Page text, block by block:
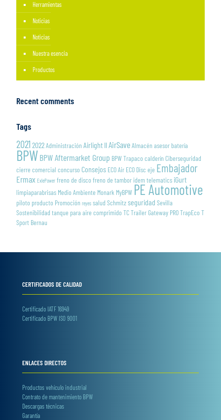
Herramientas
Noticias
Noticias
Nuestra esencia
Productos
Recent comments
Tags
2021 2022Administración Airlight IIAirSaveAlmacén asesor batería
BPWBPW Aftermarket Group BPW Trapaco calderín Ciberseguridad
cierre comercial concurso Consejos ECO Air ECO Disc eje Embajador
Ermax ExlePower freno de disco freno de tambor idem telematics iGurt
limpiaparabrisas Medio Ambiente Monark MyBPW PE Automotive
piloto producto Promoción reyes salud Schmitzseguridad Sevilla
Sostenibilidad tanque para aire comprimido TC Trailer Gateway PROTrapEco T
Sport Bernau
CERTIFICADOS DE CALIDAD
Certificado IATF 16949
Certificado BPW ISO 9001
ENLACES DIRECTOS
Productos vehículo industrial
Contrato de mantenimiento BPW
Descargas técnicas
Garantía